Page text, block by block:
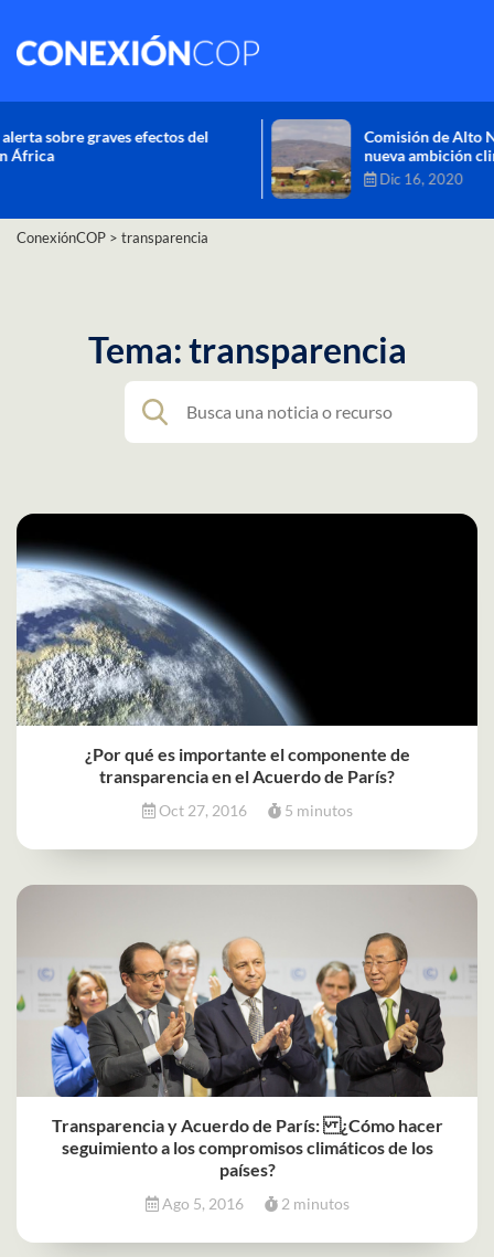
Comisión de Alto Nivel de Cambio Climático aprueba
nueva ambición climática del Perú
ConexiónCOP > transparencia
Tema: transparencia
¿Por qué es importante el componente de
transparencia en el Acuerdo de París?
Oct 27, 2016 5 minutos
Transparencia y Acuerdo de París: ¿Cómo hacer
seguimiento a los compromisos climáticos de los
países?
Ago 5, 2016 2 minutos